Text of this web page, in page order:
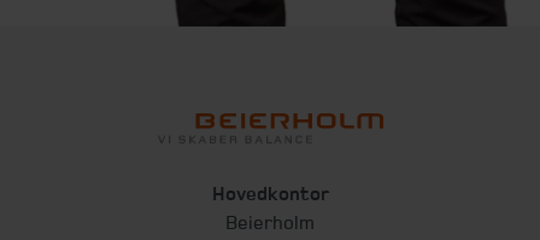
Hovedkontor
Beierholm